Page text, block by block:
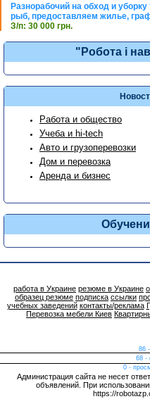
Разнорабочий на обход и
рыб, предоставляем жилье,
З/п: 30 000 грн.
"Робота і
Работа и общество
Учеба и hi-tech
Авто и грузоперевозки
Дом и перевозка
Аренда и бизнес
работа в Украине резюме в Украине
образец резюме подписка ссылки
учебных заведений контакты/реклама
Перевозка мебели Киев
86
68 -
0 -
Администрация сайта не несет
объявлений. При
https://